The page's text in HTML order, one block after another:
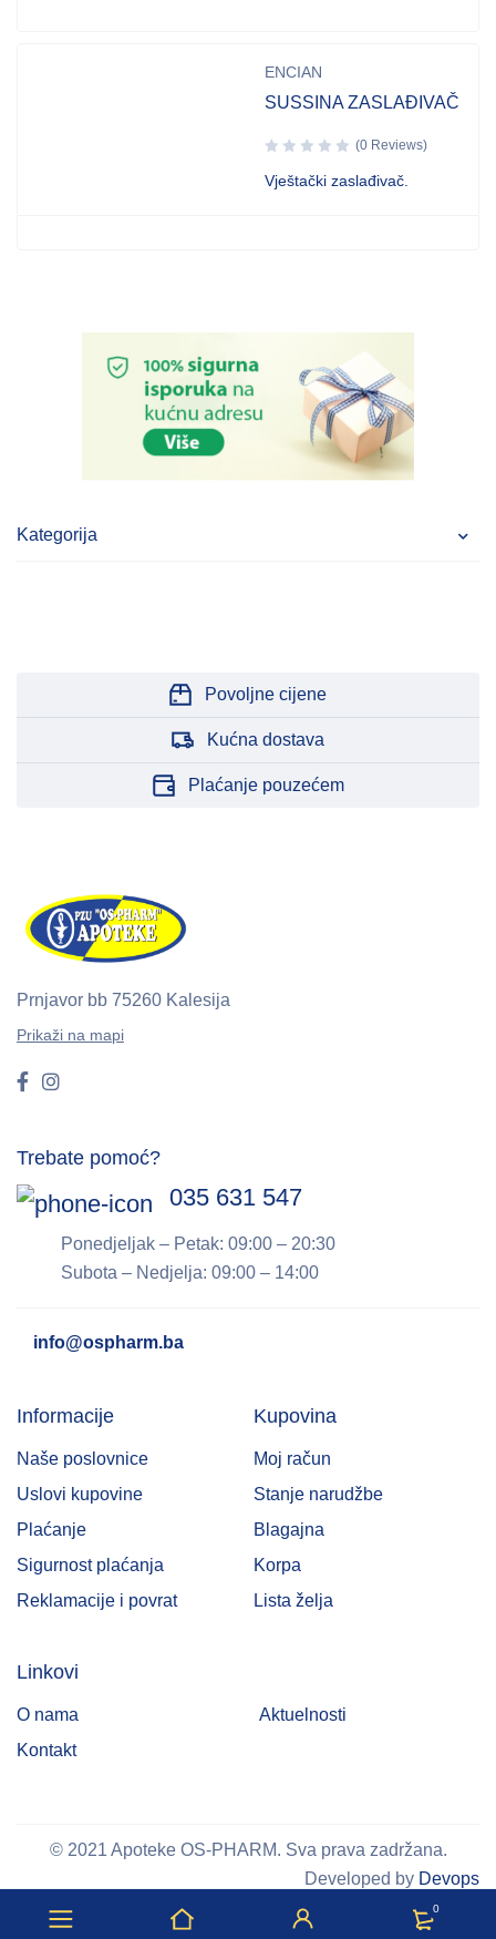
0
Kategorija
ENCIAN
SUSSINA ZASLAĐIVAČ
(0 Reviews)
Vještački zaslađivač.
Povoljne cijene
Kućna dostava
Plaćanje pouzećem
Prnjavor bb 75260 Kalesija
Prikaži na mapi
Trebate pomoć?
035 631 547
Ponedjeljak – Petak: 09:00 – 20:30
Subota – Nedjelja: 09:00 – 14:00
info@ospharm.ba
Informacije
Naše poslovnice
Uslovi kupovine
Plaćanje
Sigurnost plaćanja
Reklamacije i povrat
Kupovina
Moj račun
Stanje narudžbe
Blagajna
Korpa
Lista želja
Linkovi
O nama
Aktuelnosti
Kontakt
© 2021 Apoteke OS-PHARM. Sva prava zadržana.
Developed by Devops